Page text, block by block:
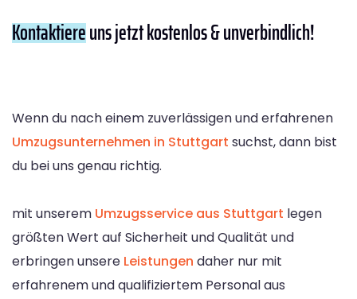
Kontaktiereuns jetzt kostenlos & unverbindlich!
Wenn du nach einem zuverlässigen und erfahrenen
Umzugsunternehmen in Stuttgart suchst, dann bist
du bei uns genau richtig.
mit unserem Umzugsservice aus Stuttgart legen
größten Wert auf Sicherheit und Qualität und
erbringen unsere Leistungen daher nur mit
erfahrenem und qualifiziertem Personal aus